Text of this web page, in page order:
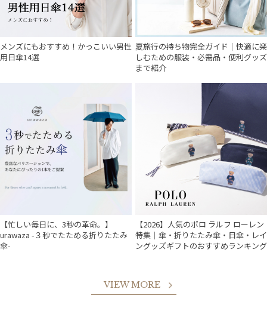
メンズにもおすすめ！かっこいい男性
用日傘14選
夏旅行の持ち物完全ガイド｜快適に楽
しむための服装・必需品・便利グッズ
まで紹介
【忙しい毎日に、3秒の革命。】
urawaza -３秒でたためる折りたたみ
傘-
【2026】人気のポロ ラルフ ローレン
特集｜傘・折りたたみ傘・日傘・レイ
ングッズギフトのおすすめランキング
VIEW MORE